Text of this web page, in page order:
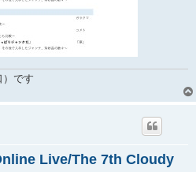
）です
Live/The 7th Cloudy